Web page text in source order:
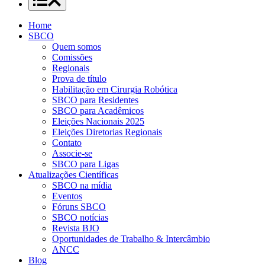
Home
SBCO
Quem somos
Comissões
Regionais
Prova de título
Habilitação em Cirurgia Robótica
SBCO para Residentes
SBCO para Acadêmicos
Eleições Nacionais 2025
Eleições Diretorias Regionais
Contato
Associe-se
SBCO para Ligas
Atualizações Científicas
SBCO na mídia
Eventos
Fóruns SBCO
SBCO notícias
Revista BJO
Oportunidades de Trabalho & Intercâmbio
ANCC
Blog